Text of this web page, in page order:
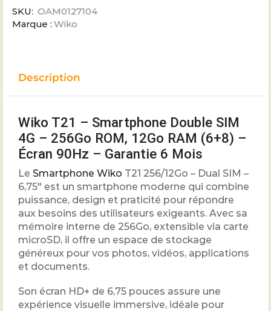
SKU: OAM0127104
Marque : Wiko
Description
Wiko T21 – Smartphone Double SIM
4G – 256Go ROM, 12Go RAM (6+8) –
Écran 90Hz – Garantie 6 Mois
Le Smartphone Wiko T21 256/12Go – Dual SIM –
6,75″ est un smartphone moderne qui combine
puissance, design et praticité pour répondre
aux besoins des utilisateurs exigeants. Avec sa
mémoire interne de 256Go, extensible via carte
microSD, il offre un espace de stockage
généreux pour vos photos, vidéos, applications
et documents.
Son écran HD+ de 6,75 pouces assure une
expérience visuelle immersive, idéale pour